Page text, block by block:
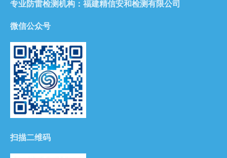
专业防雷检测机构： 福建精信安和检测有限公司
微信公众号
扫描二维码